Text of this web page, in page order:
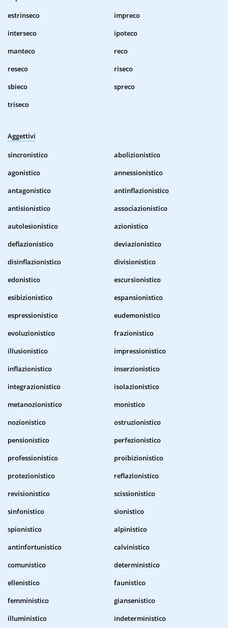
estrinseco
impreco
interseco
ipoteco
manteco
reco
reseco
riseco
sbieco
spreco
triseco
Aggettivi
sincronistico
abolizionistico
agonistico
annessionistico
antagonistico
antinflazionistico
antisionistico
associazionistico
autolesionistico
azionistico
deflazionistico
deviazionistico
disinflazionistico
divisionistico
edonistico
escursionistico
esibizionistico
espansionistico
espressionistico
eudemonistico
evoluzionistico
frazionistico
illusionistico
impressionistico
inflazionistico
inserzionistico
integrazionistico
isolazionistico
metanozionistico
monistico
nozionistico
ostruzionistico
pensionistico
perfezionistico
professionistico
proibizionistico
protezionistico
reflazionistico
revisionistico
scissionistico
sinfonistico
sionistico
spionistico
alpinistico
antinfortunistico
calvinistico
comunistico
deterministico
ellenistico
faunistico
femministico
giansenistico
illuministico
indeterministico